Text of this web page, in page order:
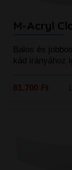
M-Acryl
Balos és
kád irányához
61.700 Ft